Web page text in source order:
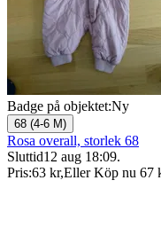
Badge på objektet:Ny
68 (4-6 M)
Rosa overall, storlek 68
Sluttid12 aug 18:09.
Pris:63 kr,Eller Köp nu 67